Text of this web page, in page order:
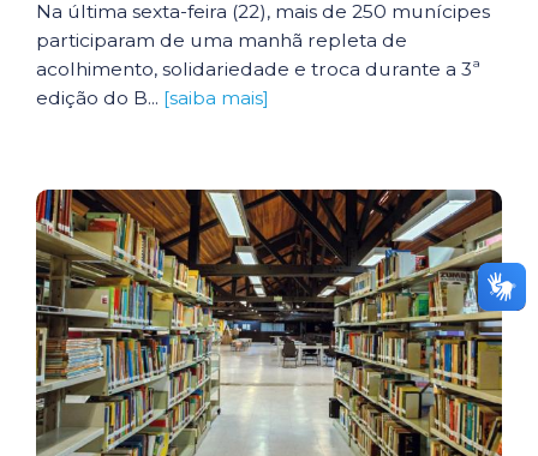
Na última sexta-feira (22), mais de 250 munícipes
participaram de uma manhã repleta de
acolhimento, solidariedade e troca durante a 3ª
edição do B... [saiba mais]